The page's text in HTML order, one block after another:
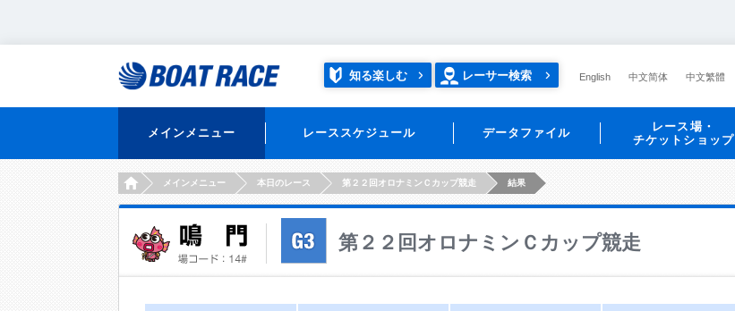
知る楽しむ レーサー検索 English 中文简体 中文繁體
メインメニュー レーススケジュール データファイル
レース場・
チケットショップ
HOMEメインメニュー 本日のレース 第２２回オロナミンＣカップ競走 結果
第２２回オロナミンＣカップ競走